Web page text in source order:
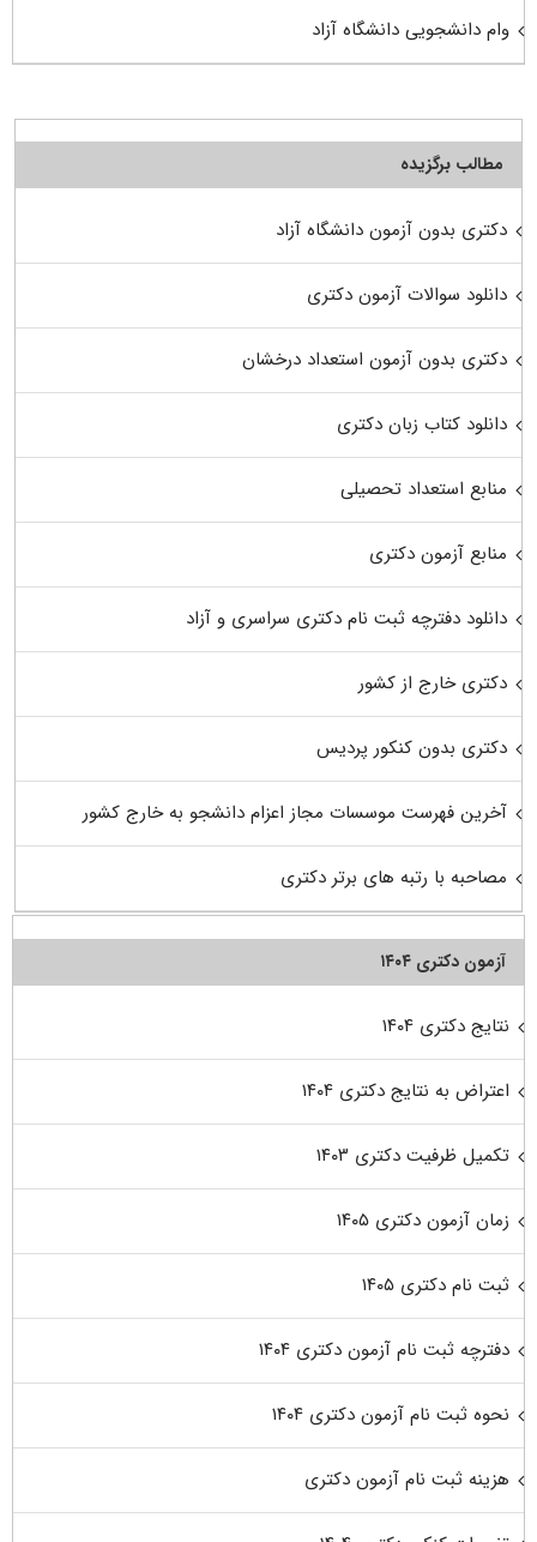
وام دانشجویی دانشگاه آزاد
مطالب برگزیده
دکتری بدون آزمون دانشگاه آزاد
دانلود سوالات آزمون دکتری
دکتری بدون آزمون استعداد درخشان
دانلود کتاب زبان دکتری
منابع استعداد تحصیلی
منابع آزمون دکتری
دانلود دفترچه ثبت نام دکتری سراسری و آزاد
دکتری خارج از کشور
دکتری بدون کنکور پردیس
آخرین فهرست موسسات مجاز اعزام دانشجو به خارج کشور
مصاحبه با رتبه های برتر دکتری
آزمون دکتری ۱۴۰۴
نتایج دکتری ۱۴۰۴
اعتراض به نتایج دکتری ۱۴۰۴
تکمیل ظرفیت دکتری ۱۴۰۳
زمان آزمون دکتری ۱۴۰۵
ثبت نام دکتری ۱۴۰۵
دفترچه ثبت نام آزمون دکتری ۱۴۰۴
نحوه ثبت نام آزمون دکتری ۱۴۰۴
هزینه ثبت نام آزمون دکتری